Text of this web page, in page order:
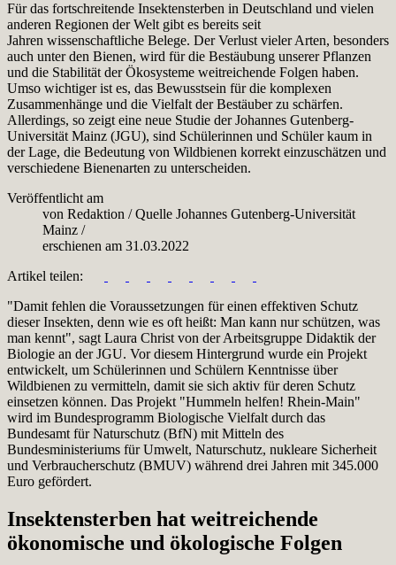
Für das fortschreitende Insektensterben in Deutschland und vielen
anderen Regionen der Welt gibt es bereits seit
Jahren wissenschaftliche Belege. Der Verlust vieler Arten, besonders
auch unter den Bienen, wird für die Bestäubung unserer Pflanzen
und die Stabilität der Ökosysteme weitreichende Folgen haben.
Umso wichtiger ist es, das Bewusstsein für die komplexen
Zusammenhänge und die Vielfalt der Bestäuber zu schärfen.
Allerdings, so zeigt eine neue Studie der Johannes Gutenberg-
Universität Mainz (JGU), sind Schülerinnen und Schüler kaum in
der Lage, die Bedeutung von Wildbienen korrekt einzuschätzen und
verschiedene Bienenarten zu unterscheiden.
Veröffentlicht am
von Redaktion / Quelle Johannes Gutenberg-Universität
Mainz /
erschienen am 31.03.2022
Artikel teilen:
"Damit fehlen die Voraussetzungen für einen effektiven Schutz
dieser Insekten, denn wie es oft heißt: Man kann nur schützen, was
man kennt", sagt Laura Christ von der Arbeitsgruppe Didaktik der
Biologie an der JGU. Vor diesem Hintergrund wurde ein Projekt
entwickelt, um Schülerinnen und Schülern Kenntnisse über
Wildbienen zu vermitteln, damit sie sich aktiv für deren Schutz
einsetzen können. Das Projekt "Hummeln helfen! Rhein-Main"
wird im Bundesprogramm Biologische Vielfalt durch das
Bundesamt für Naturschutz (BfN) mit Mitteln des
Bundesministeriums für Umwelt, Naturschutz, nukleare Sicherheit
und Verbraucherschutz (BMUV) während drei Jahren mit 345.000
Euro gefördert.
Insektensterben hat weitreichende
ökonomische und ökologische Folgen